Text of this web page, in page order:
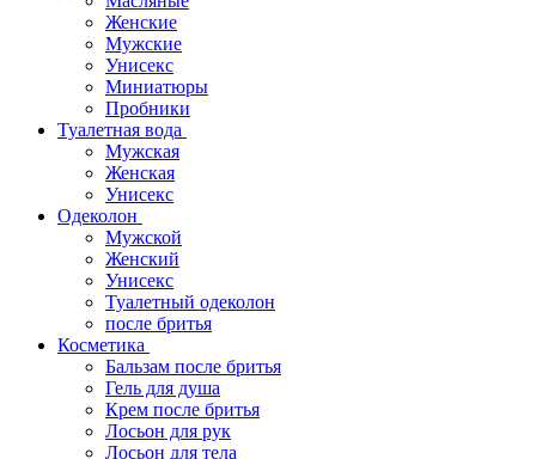
Женские
Мужские
Унисекс
Миниатюры
Пробники
Туалетная вода
Мужская
Женская
Унисекс
Одеколон
Мужской
Женский
Унисекс
Туалетный одеколон
после бритья
Косметика
Бальзам после бритья
Гель для душа
Крем после бритья
Лосьон для рук
Лосьон для тела